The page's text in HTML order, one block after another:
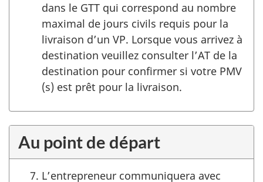
dans le GTT qui correspond au nombre
maximal de jours civils requis pour la
livraison d’un VP. Lorsque vous arrivez à
destination veuillez consulter l’AT de la
destination pour confirmer si votre PMV
(s) est prêt pour la livraison.
Au point de départ
L’entrepreneur communiquera avec